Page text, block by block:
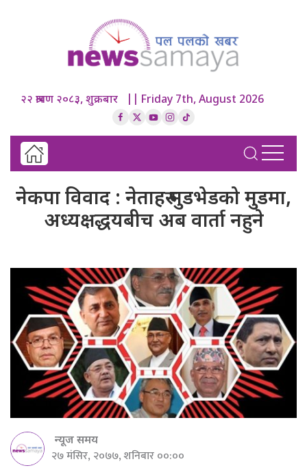
२२ श्रावण २०८३, शुक्रबार || Friday 7th, August 2026
नेकपा विवाद : नेताहरु मुडभेडको मुडमा,
अध्यक्षद्धयबीच अब वार्ता नहुने
न्यूज समय
२७ मंसिर, २०७७, शनिबार ००:००